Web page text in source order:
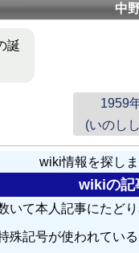
中
誕
1959
(いのし
wiki情報を探し
wikiの記
いて本人記事にたど
殊記号が使われてい